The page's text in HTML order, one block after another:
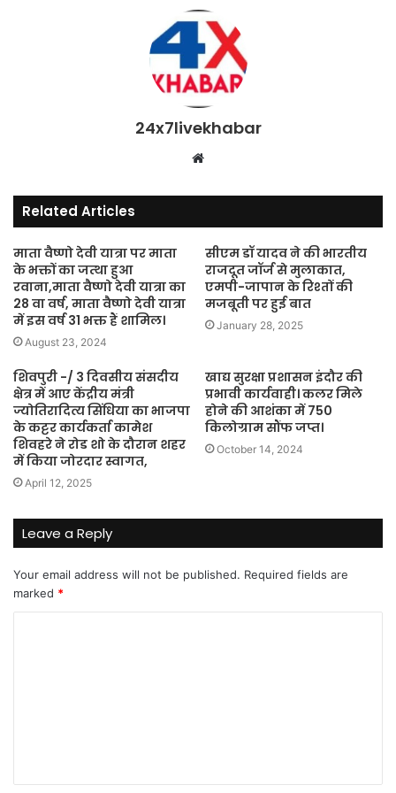
24x7livekhabar
Website
Related Articles
माता वैष्णो देवी यात्रा पर माता
के भक्तों का जत्था हुआ
रवाना,माता वैष्णो देवी यात्रा का
28 वा वर्ष, माता वैष्णो देवी यात्रा
में इस वर्ष 31 भक्त हैं शामिल।
August 23, 2024
सीएम डॉ यादव ने की भारतीय
राजदूत जॉर्ज से मुलाकात,
एमपी-जापान के रिश्तों की
मजबूती पर हुई बात
January 28, 2025
शिवपुरी -/ 3 दिवसीय संसदीय
क्षेत्र में आए केंद्रीय मंत्री
ज्योतिरादित्य सिंधिया का भाजपा
के कट्टर कार्यकर्ता कामेश
शिवहरे ने रोड शो के दौरान शहर
में किया जोरदार स्वागत,
April 12, 2025
खाद्य सुरक्षा प्रशासन इंदौर की
प्रभावी कार्यवाही। कलर मिले
होने की आशंका में 750
किलोग्राम सौंफ जप्त।
October 14, 2024
Leave a Reply
Your email address will not be published. Required fields are
marked *
t